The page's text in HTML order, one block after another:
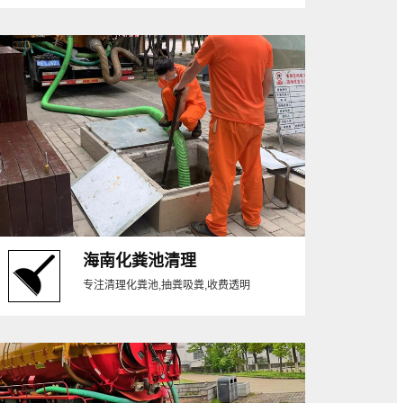
海南化粪池清理
专注清理化粪池,抽粪吸粪,收费透明